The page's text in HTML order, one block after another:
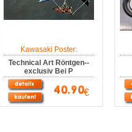
Kawasaki Poster:
Technical Art Röntgen--
exclusiv Bei P
€